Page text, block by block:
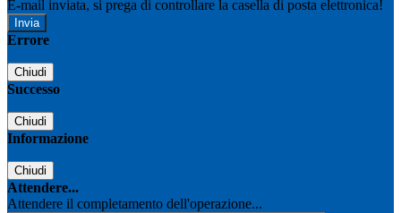
E-mail inviata, si prega di controllare la casella di posta elettronica!
Errore
Chiudi
Successo
Chiudi
Informazione
Chiudi
Attendere...
Attendere il completamento dell'operazione...